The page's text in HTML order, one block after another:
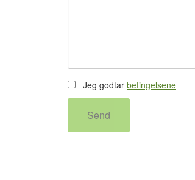
Jeg godtar betingelsene
Send